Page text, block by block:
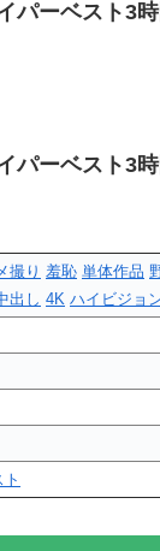
パーベスト3
パーベスト3
撮り 羞恥 単体作品
出し 4K ハイビジョ